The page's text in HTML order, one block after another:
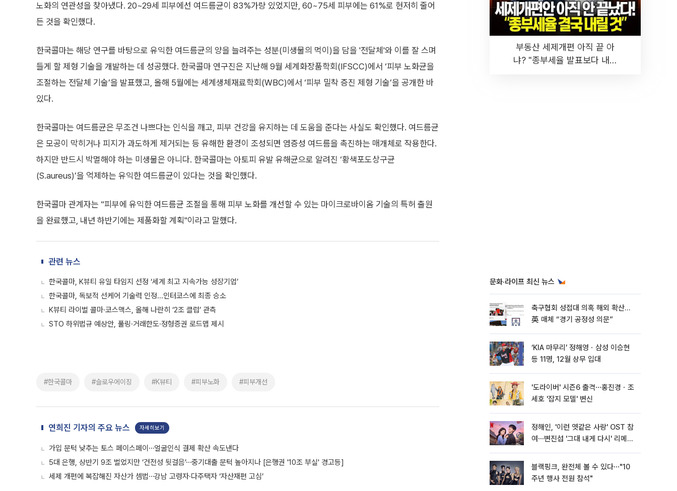
노화의 연관성을 찾아냈다. 20~29세 피부에선 여드름균이 83%가량 있었지만, 60~75세 피부에는 61%로 현저히 줄어
든 것을 확인했다.
한국콜마는 해당 연구를 바탕으로 유익한 여드름균의 양을 늘려주는 성분(미생물의 먹이)을 담을 '전달체'와 이를 잘 스며
들게 할 제형 기술을 개발하는 데 성공했다. 한국콜마 연구진은 지난해 9월 세계화장품학회(IFSCC)에서 ‘피부 노화균을
조절하는 전달체 기술’을 발표했고, 올해 5월에는 세계생체재료학회(WBC)에서 ‘피부 밀착 증진 제형 기술’을 공개한 바
있다.
한국콜마는 여드름균은 무조건 나쁘다는 인식을 깨고, 피부 건강을 유지하는 데 도움을 준다는 사실도 확인했다. 여드름균
은 모공이 막히거나 피지가 과도하게 제거되는 등 유해한 환경이 조성되면 염증성 여드름을 촉진하는 매개체로 작용한다.
하지만 반드시 박멸해야 하는 미생물은 아니다. 한국콜마는 아토피 유발 유해균으로 알려진 ‘황색포도상구균
(S.aureus)’을 억제하는 유익한 여드름균이 있다는 것을 확인했다.
한국콜마 관계자는 “피부에 유익한 여드름균 조절을 통해 피부 노화를 개선할 수 있는 마이크로바이옴 기술의 특허 출원
을 완료했고, 내년 하반기에는 제품화할 계획"이라고 말했다.
관련 뉴스
한국콜마, K뷰티 유일 타임지 선정 ‘세계 최고 지속가능 성장기업’
한국콜마, 독보적 선케어 기술력 인정...인터코스에 최종 승소
K뷰티 라이벌 콜마·코스맥스, 올해 나란히 ‘2조 클럽’ 관측
STO 하위법규 예상안, 풀링·거래한도·정형증권 로드맵 제시
#한국콜마 #슬로우에이징 #K뷰티 #피부노화 #피부개선
연희진 기자의 주요 뉴스 자세히보기
가입 문턱 낮추는 토스 페이스페이⋯얼굴인식 결제 확산 속도낸다
5대 은행, 상반기 9조 벌었지만 ‘건전성 뒷걸음’⋯중기대출 문턱 높아지나 [은행권 '10조 부실' 경고등]
세제 개편에 복잡해진 자산가 셈법⋯강남 고령자·다주택자 ‘자산재편 고심’
부동산 세제개편 아직 끝 아
냐? "종부세율 발표보다 내릴
문화·라이프 최신 뉴스
축구협회 성접대 의혹 해외 확산…
英 매체 “경기 공정성 의문”
‘KIA 마무리’ 정해영ㆍ삼성 이승현
등 11명, 12월 상무 입대
'도라이버' 시즌6 출격⋯홍진경ㆍ조
세호 '잡지 모델' 변신
정해인, '이런 엿같은 사랑' OST 참
여⋯변진섭 '그대 내게 다시' 리메이
블랙핑크, 완전체 볼 수 있다⋯"10
주년 행사 전원 참석"